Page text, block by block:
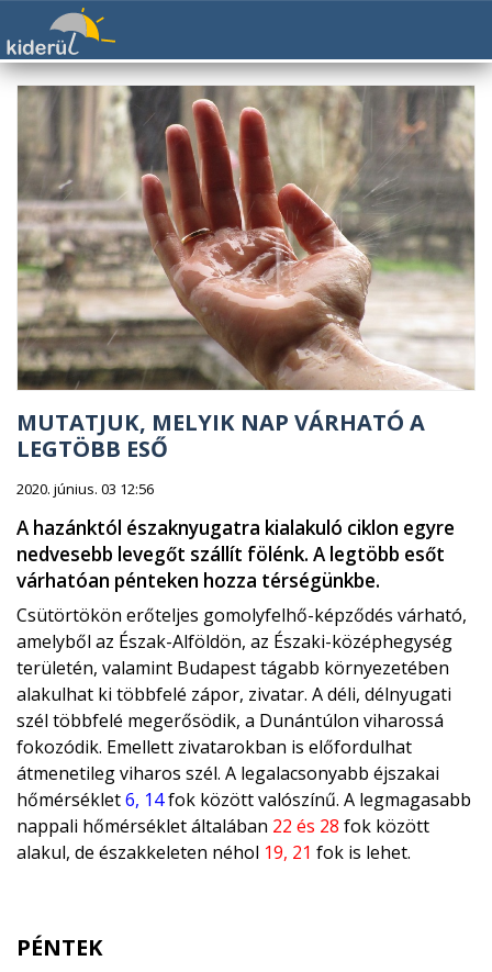
MUTATJUK, MELYIK NAP VÁRHATÓ A
LEGTÖBB ESŐ
2020. június. 03 12:56
A hazánktól északnyugatra kialakuló ciklon egyre
nedvesebb levegőt szállít fölénk. A legtöbb esőt
várhatóan pénteken hozza térségünkbe.
Csütörtökön erőteljes gomolyfelhő-képződés várható,
amelyből az Észak-Alföldön, az Északi-középhegység
területén, valamint Budapest tágabb környezetében
alakulhat ki többfelé zápor, zivatar. A déli, délnyugati
szél többfelé megerősödik, a Dunántúlon viharossá
fokozódik. Emellett zivatarokban is előfordulhat
átmenetileg viharos szél. A legalacsonyabb éjszakai
hőmérséklet6, 14fok között valószínű. A legmagasabb
nappali hőmérséklet általában 22 és 28 fok között
alakul, de északkeleten néhol 19, 21 fok is lehet.
PÉNTEK